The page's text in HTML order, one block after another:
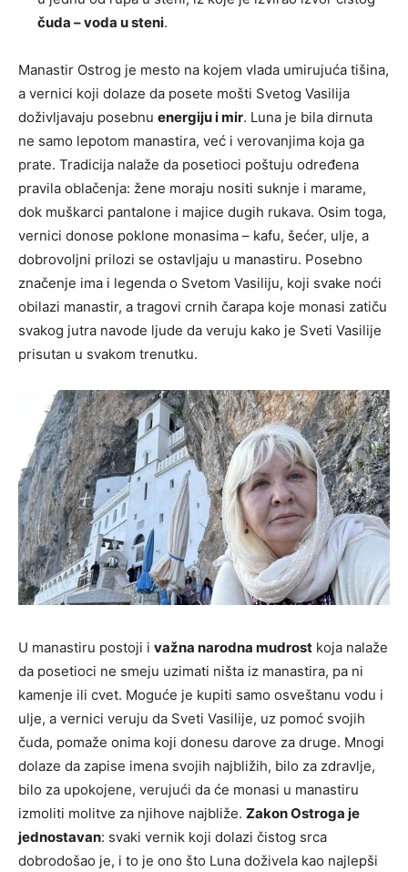
čuda – voda u steni.
Manastir Ostrog je mesto na kojem vlada umirujuća tišina,
a vernici koji dolaze da posete mošti Svetog Vasilija
doživljavaju posebnu energiju i mir. Luna je bila dirnuta
ne samo lepotom manastira, već i verovanjima koja ga
prate. Tradicija nalaže da posetioci poštuju određena
pravila oblačenja: žene moraju nositi suknje i marame,
dok muškarci pantalone i majice dugih rukava. Osim toga,
vernici donose poklone monasima – kafu, šećer, ulje, a
dobrovoljni prilozi se ostavljaju u manastiru. Posebno
značenje ima i legenda o Svetom Vasiliju, koji svake noći
obilazi manastir, a tragovi crnih čarapa koje monasi zatiču
svakog jutra navode ljude da veruju kako je Sveti Vasilije
prisutan u svakom trenutku.
U manastiru postoji i važna narodna mudrost koja nalaže
da posetioci ne smeju uzimati ništa iz manastira, pa ni
kamenje ili cvet. Moguće je kupiti samo osveštanu vodu i
ulje, a vernici veruju da Sveti Vasilije, uz pomoć svojih
čuda, pomaže onima koji donesu darove za druge. Mnogi
dolaze da zapise imena svojih najbližih, bilo za zdravlje,
bilo za upokojene, verujući da će monasi u manastiru
izmoliti molitve za njihove najbliže. Zakon Ostroga je
jednostavan: svaki vernik koji dolazi čistog srca
dobrodošao je, i to je ono što Luna doživela kao najlepši